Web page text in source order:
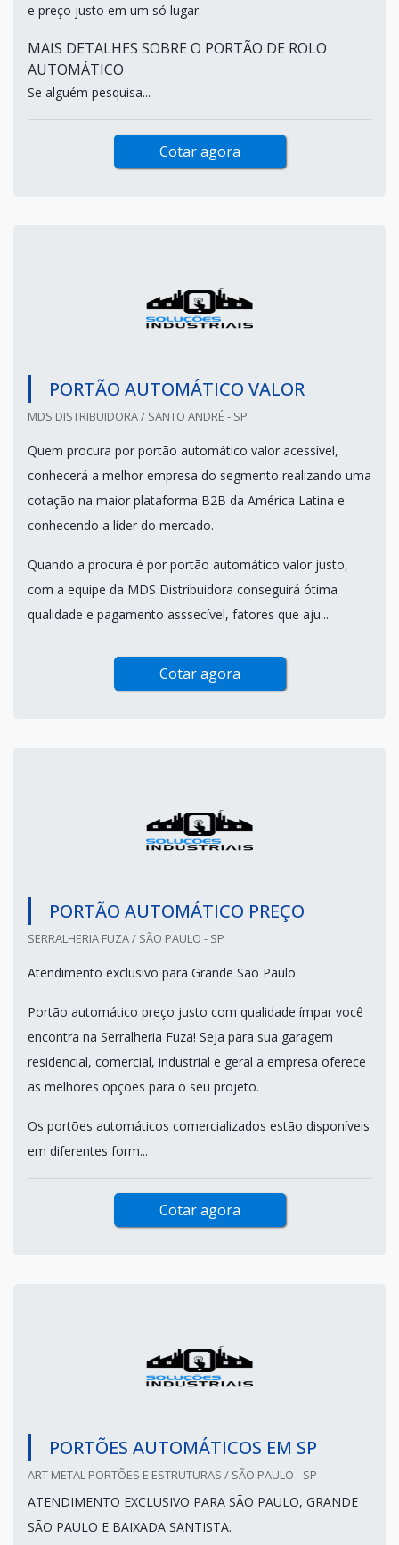
e preço justo em um só lugar.
MAIS DETALHES SOBRE O PORTÃO DE ROLO
AUTOMÁTICO
Se alguém pesquisa...
Cotar agora
PORTÃO AUTOMÁTICO VALOR
MDS DISTRIBUIDORA / SANTO ANDRÉ - SP
Quem procura por portão automático valor acessível,
conhecerá a melhor empresa do segmento realizando uma
cotação na maior plataforma B2B da América Latina e
conhecendo a líder do mercado.
Quando a procura é por portão automático valor justo,
com a equipe da MDS Distribuidora conseguirá ótima
qualidade e pagamento asssecível, fatores que aju...
Cotar agora
PORTÃO AUTOMÁTICO PREÇO
SERRALHERIA FUZA / SÃO PAULO - SP
Atendimento exclusivo para Grande São Paulo
Portão automático preço justo com qualidade ímpar você
encontra na Serralheria Fuza! Seja para sua garagem
residencial, comercial, industrial e geral a empresa oferece
as melhores opções para o seu projeto.
Os portões automáticos comercializados estão disponíveis
em diferentes form...
Cotar agora
PORTÕES AUTOMÁTICOS EM SP
ART METAL PORTÕES E ESTRUTURAS / SÃO PAULO - SP
ATENDIMENTO EXCLUSIVO PARA SÃO PAULO, GRANDE
SÃO PAULO E BAIXADA SANTISTA.